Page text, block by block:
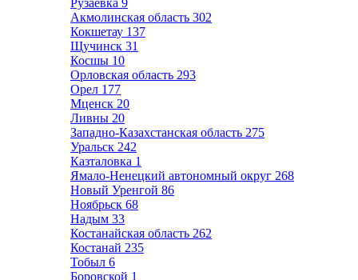
Рузаевка 9
Акмолинская область 302
Кокшетау 137
Щучинск 31
Косшы 10
Орловская область 293
Орел 177
Мценск 20
Ливны 20
Западно-Казахстанская область 275
Уральск 242
Казталовка 1
Ямало-Ненецкий автономный округ 268
Новый Уренгой 86
Ноябрьск 68
Надым 33
Костанайская область 262
Костанай 235
Тобыл 6
Боровской 1